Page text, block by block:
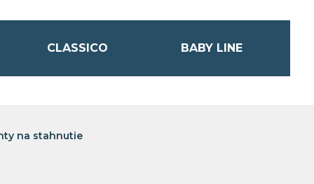
CLASSICO BABY LINE
na stahnutie